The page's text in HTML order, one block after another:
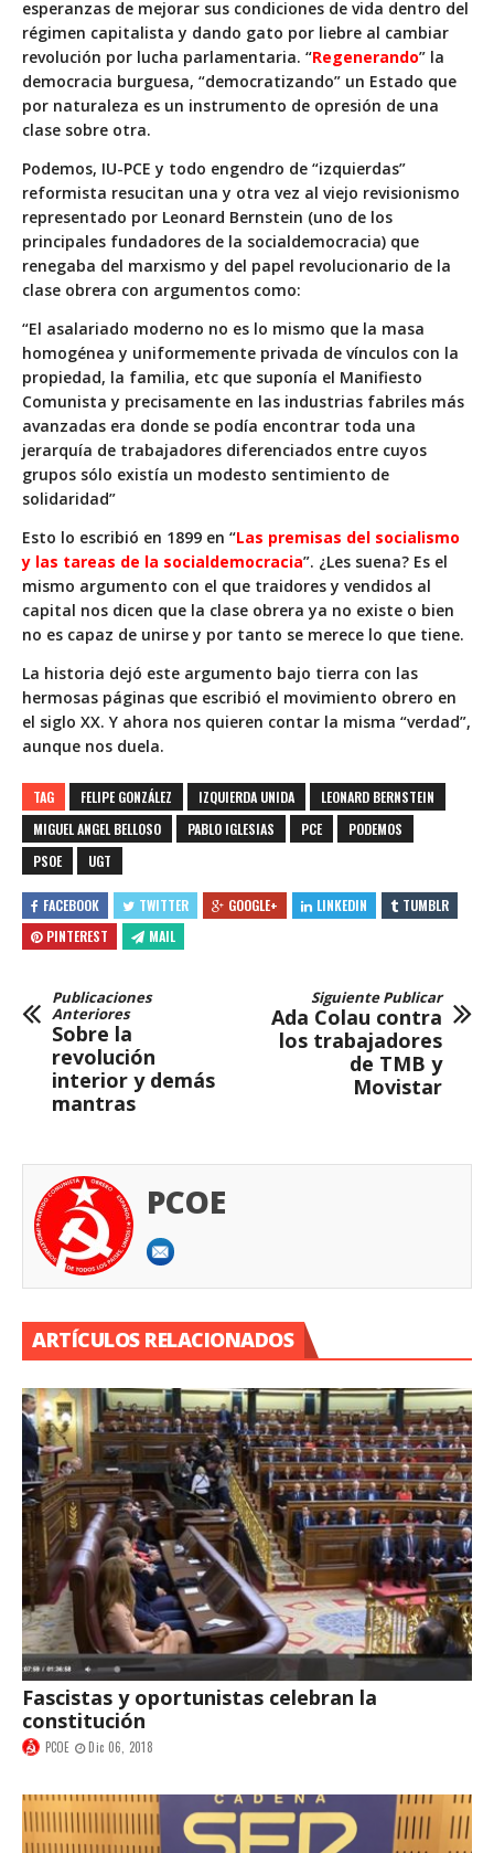
esperanzas de mejorar sus condiciones de vida dentro del
régimen capitalista y dando gato por liebre al cambiar
revolución por lucha parlamentaria. “Regenerando” la
democracia burguesa, “democratizando” un Estado que
por naturaleza es un instrumento de opresión de una
clase sobre otra.
Podemos, IU-PCE y todo engendro de “izquierdas”
reformista resucitan una y otra vez al viejo revisionismo
representado por Leonard Bernstein (uno de los
principales fundadores de la socialdemocracia) que
renegaba del marxismo y del papel revolucionario de la
clase obrera con argumentos como:
“El asalariado moderno no es lo mismo que la masa
homogénea y uniformemente privada de vínculos con la
propiedad, la familia, etc que suponía el Manifiesto
Comunista y precisamente en las industrias fabriles más
avanzadas era donde se podía encontrar toda una
jerarquía de trabajadores diferenciados entre cuyos
grupos sólo existía un modesto sentimiento de
solidaridad”
Esto lo escribió en 1899 en “Las premisas del socialismo
y las tareas de la socialdemocracia”. ¿Les suena? Es el
mismo argumento con el que traidores y vendidos al
capital nos dicen que la clase obrera ya no existe o bien
no es capaz de unirse y por tanto se merece lo que tiene.
La historia dejó este argumento bajo tierra con las
hermosas páginas que escribió el movimiento obrero en
el siglo XX. Y ahora nos quieren contar la misma “verdad”,
aunque nos duela.
TAG FELIPE GONZÁLEZ IZQUIERDA UNIDA
LEONARD BERNSTEIN
MIGUEL ANGEL BELLOSO
PABLO IGLESIAS PCE
PODEMOS
PSOE
UGT
FACEBOOK TWITTER GOOGLE+ LINKEDIN
TUMBLR
PINTEREST
MAIL
Publicaciones
Anteriores
Sobre la
revolución
interior y demás
mantras
Siguiente Publicar
Ada Colau contra
los trabajadores
de TMB y
Movistar
PCOE
ARTÍCULOS RELACIONADOS
Fascistas y oportunistas celebran la
constitución
PCOE Dic 06, 2018